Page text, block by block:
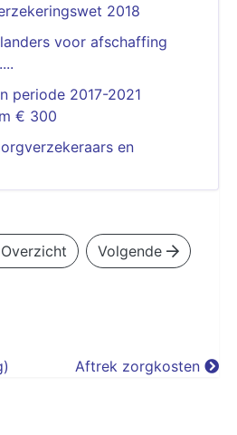
2018
voor afschaffing
periode 2017-2021
€ 300
en
Overzicht Volgende
Aftrek zorgkosten